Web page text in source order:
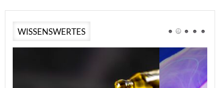
WISSENSWERTES